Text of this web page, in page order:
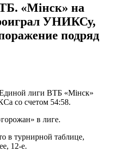
«Мiнск» на
УНИКСу,
подряд
лиги ВТБ «Мiнск»
со счетом 54:58.
в лиге.
в турнирной таблице,
12-е.